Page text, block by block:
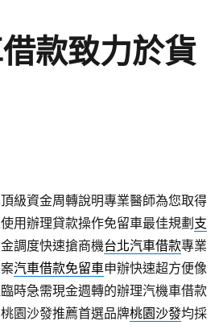
款致力於貨
級資金周轉說明專業醫師為您取得
用辦理貸款操作免留車最佳規劃 支
調度快速搶商機台北汽車借款專業
汽車借款免留車申辦快速超方便像
時急需現金週轉的辦理汽機車借款
園沙發推薦首選品牌桃園沙發均採